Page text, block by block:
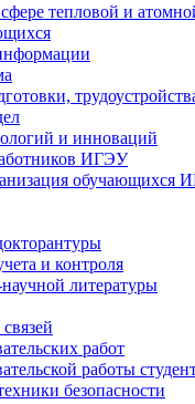
тепловой и
и инноваций
ИГЭУ
обучающихся
и контроля
литературы
работ
работы
безопасности